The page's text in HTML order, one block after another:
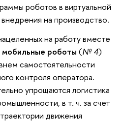
роботов в виртуальной
на производство.
на работу вместе
роботы (№ 4)
самостоятельности
контроля оператора.
упрощаются логистика
в т. ч. за счет
движения